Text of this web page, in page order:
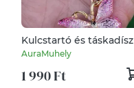
Kulcstartó és táskadísz
AuraMuhely
1 990 Ft